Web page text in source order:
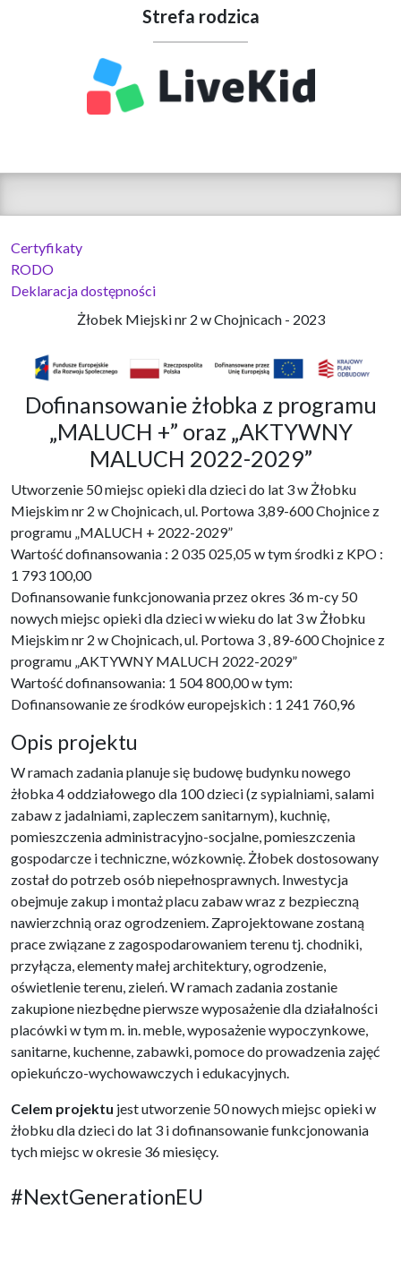
Strefa rodzica
Certyfikaty
RODO
Deklaracja dostępności
Żłobek Miejski nr 2 w Chojnicach - 2023
Dofinansowanie żłobka z programu
„MALUCH +” oraz „AKTYWNY
MALUCH 2022-2029”
Utworzenie 50 miejsc opieki dla dzieci do lat 3 w Żłobku
Miejskim nr 2 w Chojnicach, ul. Portowa 3,89-600 Chojnice z
programu „MALUCH + 2022-2029”
Wartość dofinansowania : 2 035 025,05 w tym środki z KPO :
1 793 100,00
Dofinansowanie funkcjonowania przez okres 36 m-cy 50
nowych miejsc opieki dla dzieci w wieku do lat 3 w Żłobku
Miejskim nr 2 w Chojnicach, ul. Portowa 3 , 89-600 Chojnice z
programu „AKTYWNY MALUCH 2022-2029”
Wartość dofinansowania: 1 504 800,00 w tym:
Dofinansowanie ze środków europejskich : 1 241 760,96
Opis projektu
W ramach zadania planuje się budowę budynku nowego
żłobka 4 oddziałowego dla 100 dzieci (z sypialniami, salami
zabaw z jadalniami, zapleczem sanitarnym), kuchnię,
pomieszczenia administracyjno-socjalne, pomieszczenia
gospodarcze i techniczne, wózkownię. Żłobek dostosowany
został do potrzeb osób niepełnosprawnych. Inwestycja
obejmuje zakup i montaż placu zabaw wraz z bezpieczną
nawierzchnią oraz ogrodzeniem. Zaprojektowane zostaną
prace związane z zagospodarowaniem terenu tj. chodniki,
przyłącza, elementy małej architektury, ogrodzenie,
oświetlenie terenu, zieleń. W ramach zadania zostanie
zakupione niezbędne pierwsze wyposażenie dla działalności
placówki w tym m. in. meble, wyposażenie wypoczynkowe,
sanitarne, kuchenne, zabawki, pomoce do prowadzenia zajęć
opiekuńczo-wychowawczych i edukacyjnych.
Celem projektu jest utworzenie 50 nowych miejsc opieki w
żłobku dla dzieci do lat 3 i dofinansowanie funkcjonowania
tych miejsc w okresie 36 miesięcy.
#NextGenerationEU